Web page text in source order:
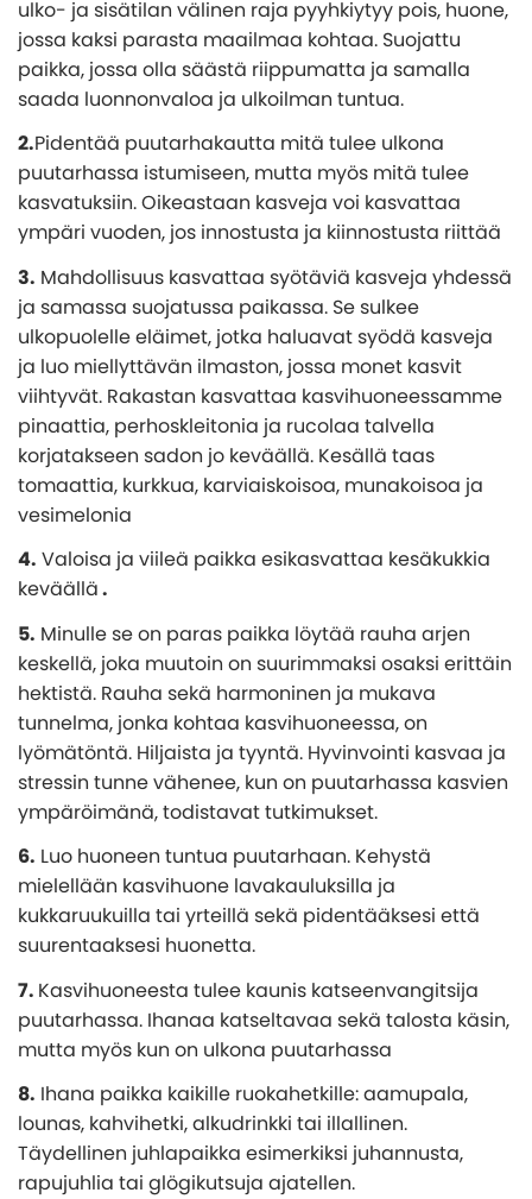
ulko- ja sisätilan välinen raja pyyhkiytyy pois, huone,
jossa kaksi parasta maailmaa kohtaa. Suojattu
paikka, jossa olla säästä riippumatta ja samalla
saada luonnonvaloa ja ulkoilman tuntua.
2.Pidentää puutarhakautta mitä tulee ulkona
puutarhassa istumiseen, mutta myös mitä tulee
kasvatuksiin. Oikeastaan kasveja voi kasvattaa
ympäri vuoden, jos innostusta ja kiinnostusta riittää
3. Mahdollisuus kasvattaa syötäviä kasveja yhdessä
ja samassa suojatussa paikassa. Se sulkee
ulkopuolelle eläimet, jotka haluavat syödä kasveja
ja luo miellyttävän ilmaston, jossa monet kasvit
viihtyvät. Rakastan kasvattaa kasvihuoneessamme
pinaattia, perhoskleitonia ja rucolaa talvella
korjatakseen sadon jo keväällä. Kesällä taas
tomaattia, kurkkua, karviaiskoisoa, munakoisoa ja
vesimelonia
4. Valoisa ja viileä paikka esikasvattaa kesäkukkia
keväällä.
5. Minulle se on paras paikka löytää rauha arjen
keskellä, joka muutoin on suurimmaksi osaksi erittäin
hektistä. Rauha sekä harmoninen ja mukava
tunnelma, jonka kohtaa kasvihuoneessa, on
lyömätöntä. Hiljaista ja tyyntä. Hyvinvointi kasvaa ja
stressin tunne vähenee, kun on puutarhassa kasvien
ympäröimänä, todistavat tutkimukset.
6. Luo huoneen tuntua puutarhaan. Kehystä
mielellään kasvihuone lavakauluksilla ja
kukkaruukuilla tai yrteillä sekä pidentääksesi että
suurentaaksesi huonetta.
7. Kasvihuoneesta tulee kaunis katseenvangitsija
puutarhassa. Ihanaa katseltavaa sekä talosta käsin,
mutta myös kun on ulkona puutarhassa
8. Ihana paikka kaikille ruokahetkille: aamupala,
lounas, kahvihetki, alkudrinkki tai illallinen.
Täydellinen juhlapaikka esimerkiksi juhannusta,
rapujuhlia tai glögikutsuja ajatellen.